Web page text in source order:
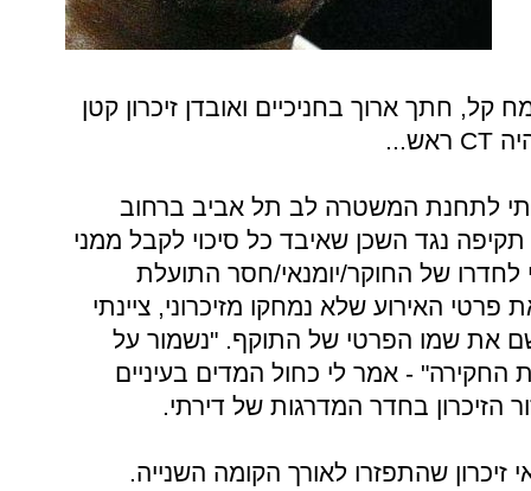
קל, חתך ארוך בחניכיים ואובדן זיכרון קטן
CT ראש...
לתחנת המשטרה לב תל אביב ברחוב
תקיפה נגד השכן שאיבד כל סיכוי לקבל ממני
לחדרו של החוקר/יומנאי/חסר התועלת
פרטי האירוע שלא נמחקו מזיכרוני, ציינתי
את שמו הפרטי של התוקף. "נשמור על
- אמר לי כחול המדים בעיניים
הזיכרון בחדר המדרגות של דירתי.
שהתפזרו לאורך הקומה השנייה.